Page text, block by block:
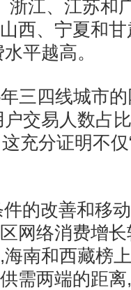
浙江、江苏和
西、宁夏和
平越高。
四线城市的
交易人数占
充分证明不仅
改善和移动
网络消费增
南和西藏榜
需两端的距